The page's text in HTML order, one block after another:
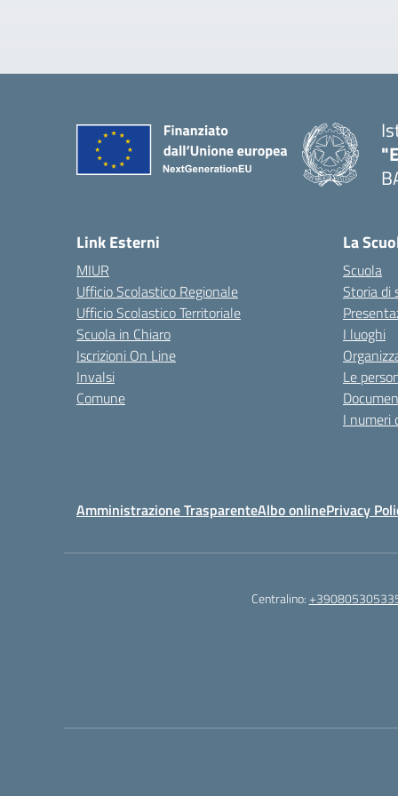
Link Esterni
MIUR
Ufficio Scolastico Regionale
Ufficio Scolastico Territoriale
Scuola in Chiaro
Iscrizioni On Line
Invalsi
Comune
La
Scuola
Storia di
I luoghi
Le
I numeri
Amministrazione TrasparenteAlbo onlinePrivacy
Centralino: